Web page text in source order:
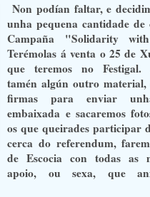
Non podían faltar, e
unha pequena cantidade de
Campaña "Solidarity
Terémolas á venta o 25 de
que teremos no Festigal.
tamén algún outro material,
firmas para enviar
embaixada e sacaremos
os que queirades participar
cerca do referendum,
de Escocia con todas as
apoio, ou sexa, que